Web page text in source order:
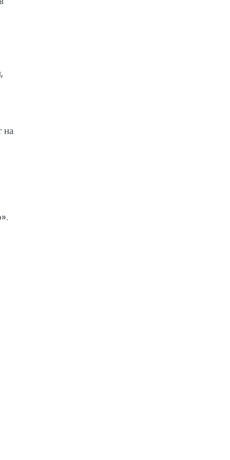
на